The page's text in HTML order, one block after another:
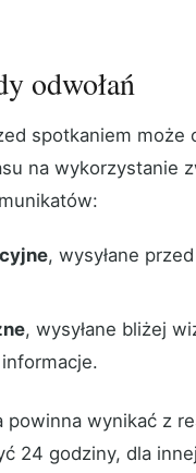
odwołań
spotkaniem może
na wykorzystanie
, wysyłane
, wysyłane bliżej
powinna wynikać z
24 godziny, dla